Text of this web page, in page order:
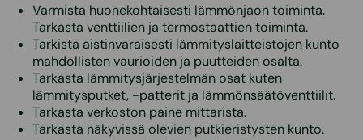
Varmista huonekohtaisesti lämmönjaon toiminta.
Tarkasta venttiilien ja termostaattien toiminta.
Tarkista aistinvaraisesti lämmityslaitteistojen kunto
mahdollisten vaurioiden ja puutteiden osalta.
Tarkasta lämmitysjärjestelmän osat kuten
lämmitysputket, -patterit ja lämmönsäätöventtiilit.
Tarkasta verkoston paine mittarista.
Tarkasta näkyvissä olevien putkieristysten kunto.